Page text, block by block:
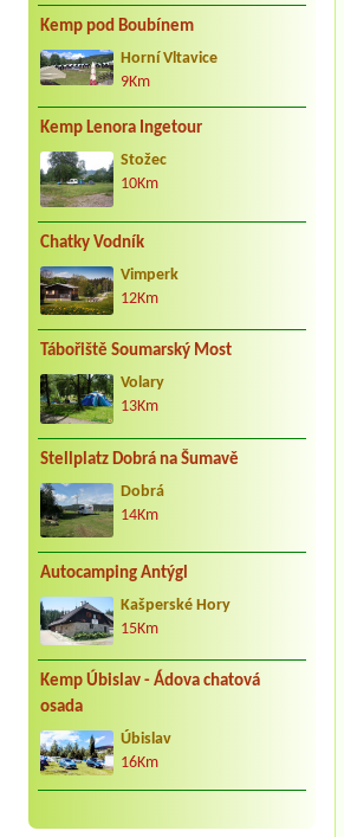
Kemp pod Boubínem
Horní Vltavice
9Km
Kemp Lenora Ingetour
Stožec
10Km
Chatky Vodník
Vimperk
12Km
Tábořiště Soumarský Most
Volary
13Km
Stellplatz Dobrá na Šumavě
Dobrá
14Km
Autocamping Antýgl
Kašperské Hory
15Km
Kemp Úbislav - Ádova chatová
osada
Úbislav
16Km